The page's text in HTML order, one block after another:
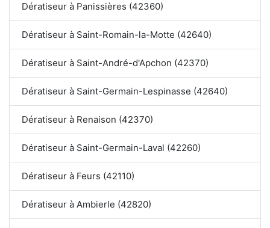
Dératiseur à Panissières (42360)
Dératiseur à Saint-Romain-la-Motte (42640)
Dératiseur à Saint-André-d'Apchon (42370)
Dératiseur à Saint-Germain-Lespinasse (42640)
Dératiseur à Renaison (42370)
Dératiseur à Saint-Germain-Laval (42260)
Dératiseur à Feurs (42110)
Dératiseur à Ambierle (42820)